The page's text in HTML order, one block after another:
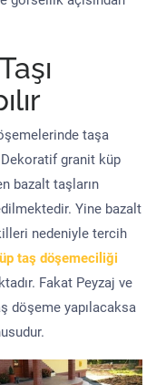
taşa
Dekoratif granit küp
bazalt taşların
Yine bazalt
nedeniyle tercih
taş döşemeciliği
Fakat Peyzaj ve
döşeme yapılacaksa